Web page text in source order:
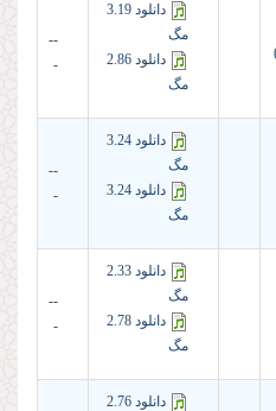
دانلود 3.19
مگ
دانلود 2.86
مگ
--
-
دانلود 3.24
مگ
دانلود 3.24
مگ
--
-
دانلود 2.33
مگ
دانلود 2.78
مگ
--
-
دانلود 2.76